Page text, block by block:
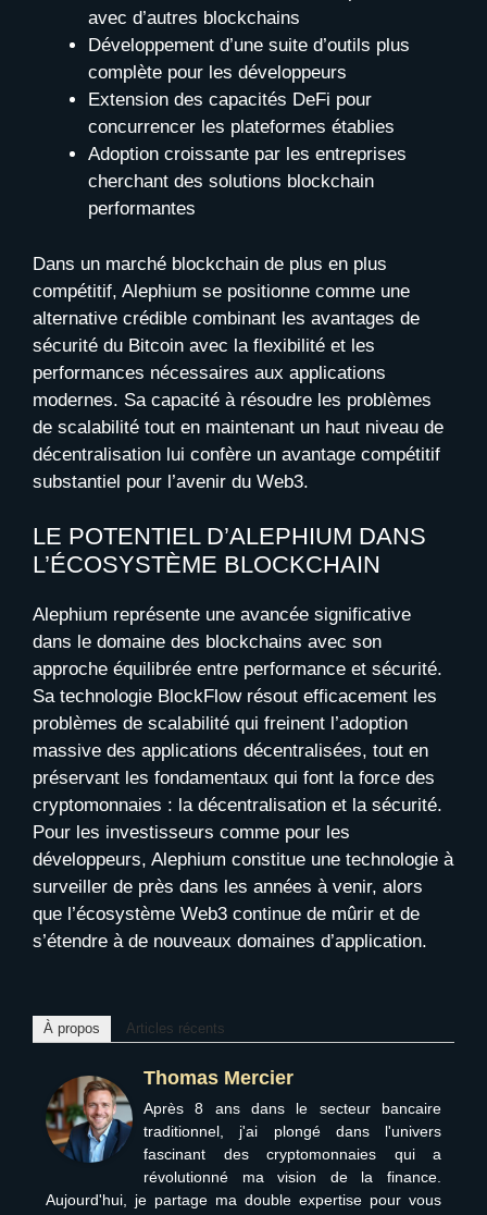
avec d’autres blockchains
Développement d’une suite d’outils plus
complète pour les développeurs
Extension des capacités DeFi pour
concurrencer les plateformes établies
Adoption croissante par les entreprises
cherchant des solutions blockchain
performantes
Dans un marché blockchain de plus en plus
compétitif, Alephium se positionne comme une
alternative crédible combinant les avantages de
sécurité du Bitcoin avec la flexibilité et les
performances nécessaires aux applications
modernes. Sa capacité à résoudre les problèmes
de scalabilité tout en maintenant un haut niveau de
décentralisation lui confère un avantage compétitif
substantiel pour l’avenir du Web3.
LE POTENTIEL D’ALEPHIUM DANS
L’ÉCOSYSTÈME BLOCKCHAIN
Alephium représente une avancée significative
dans le domaine des blockchains avec son
approche équilibrée entre performance et sécurité.
Sa technologie BlockFlow résout efficacement les
problèmes de scalabilité qui freinent l’adoption
massive des applications décentralisées, tout en
préservant les fondamentaux qui font la force des
cryptomonnaies : la décentralisation et la sécurité.
Pour les investisseurs comme pour les
développeurs, Alephium constitue une technologie à
surveiller de près dans les années à venir, alors
que l’écosystème Web3 continue de mûrir et de
s’étendre à de nouveaux domaines d’application.
À propos Articles récents
Thomas Mercier
Après 8 ans dans le secteur bancaire
traditionnel, j'ai plongé dans l'univers
fascinant des cryptomonnaies qui a
révolutionné ma vision de la finance.
Aujourd'hui, je partage ma double expertise pour vous